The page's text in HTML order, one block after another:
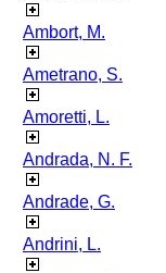
Ambort, M.
Ametrano, S.
Amoretti, L.
Andrada, N. F.
Andrade, G.
Andrini, L.